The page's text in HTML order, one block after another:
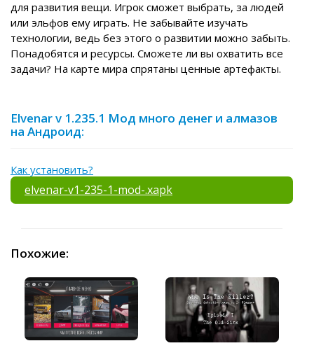
для развития вещи. Игрок сможет выбрать, за людей
или эльфов ему играть. Не забывайте изучать
технологии, ведь без этого о развитии можно забыть.
Понадобятся и ресурсы. Сможете ли вы охватить все
задачи? На карте мира спрятаны ценные артефакты.
Elvenar v 1.235.1 Мод много денег и алмазов
на Андроид:
Как установить?
elvenar-v1-235-1-mod-.xapk
Похожие: